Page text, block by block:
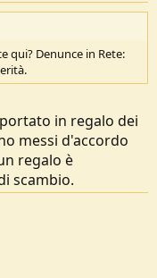
qui? Denunce in Rete:
in regalo dei
messi d'accordo
regalo è
scambio.